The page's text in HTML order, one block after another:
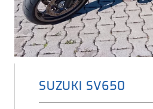
SUZUKI SV650